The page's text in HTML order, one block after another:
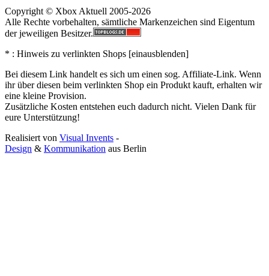
Copyright © Xbox Aktuell 2005-2026
Alle Rechte vorbehalten, sämtliche Markenzeichen sind Eigentum
der jeweiligen Besitzer.
* : Hinweis zu verlinkten Shops [einausblenden]
Bei diesem Link handelt es sich um einen sog. Affiliate-Link. Wenn
ihr über diesen beim verlinkten Shop ein Produkt kauft, erhalten wir
eine kleine Provision.
Zusätzliche Kosten entstehen euch dadurch nicht. Vielen Dank für
eure Unterstützung!
Realisiert von Visual Invents -
Design & Kommunikation aus Berlin